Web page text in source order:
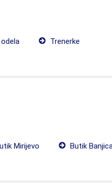
Trenerke
Mirijevo
Butik